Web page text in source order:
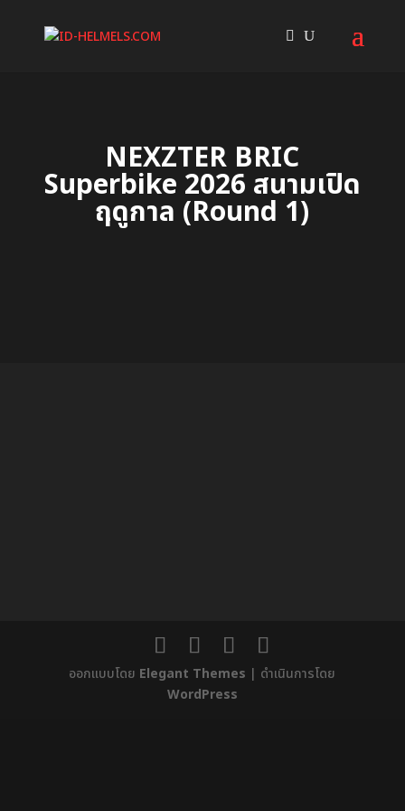
NEXZTER BRIC
Superbike 2026 สนามเปิด
ฤดูกาล (Round 1)
ออกแบบโดย Elegant Themes | ดำเนินการโดย
WordPress